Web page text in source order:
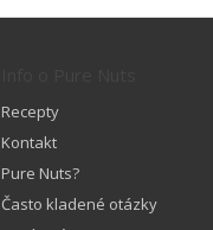
Recepty
Kontakt
Pure Nuts?
Často kladené otázky